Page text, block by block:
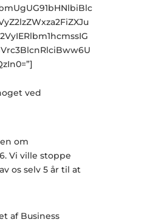
ved
om
Vi ville stoppe
os selv 5 år til at
af Business